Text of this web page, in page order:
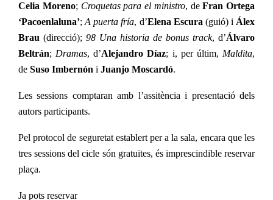
Celia Moreno; Croquetas para el ministro, deFran Ortega
‘Pacoenlaluna’;A puerta fría, d’Elena Escura (guió) i Álex
Brau (direcció); 98 Una historia de bonus track, d’Álvaro
Beltrán; Dramas, d’Alejandro Díaz; i, per últim, Maldita,
de Suso Imbernón i Juanjo Moscardó.
Les sessions comptaran amb l’assitència i presentació dels
autors participants.
Pel protocol de seguretat establert per a la sala, encara que les
tres sessions del cicle són gratuïtes, és imprescindible reservar
plaça.
Ja pots reservar